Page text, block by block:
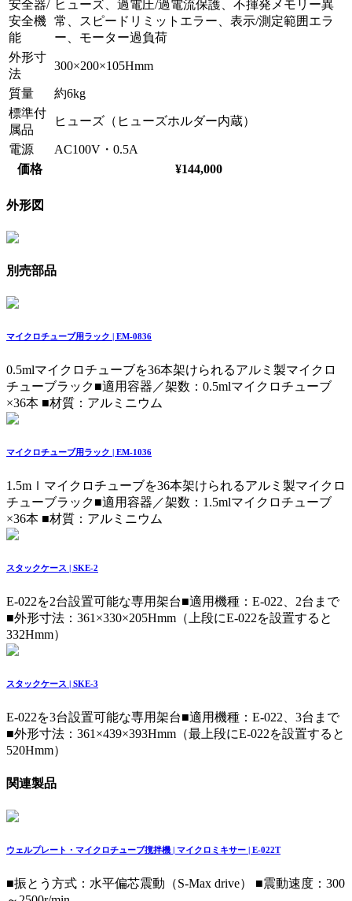
安全器/
安全機
能
ヒューズ、過電圧/過電流保護、不揮発メモリー異
常、スピードリミットエラー、表示/測定範囲エラ
ー、モーター過負荷
外形寸
法
300×200×105Hmm
質量
約6kg
標準付
属品
ヒューズ（ヒューズホルダー内蔵）
電源
AC100V・0.5A
価格
¥144,000
外形図
別売部品
マイクロチューブ用ラック | EM-0836
0.5mlマイクロチューブを36本架けられるアルミ製マイクロ
チューブラック■適用容器／架数：0.5mlマイクロチューブ
×36本 ■材質：アルミニウム
マイクロチューブ用ラック | EM-1036
1.5mｌマイクロチューブを36本架けられるアルミ製マイクロ
チューブラック■適用容器／架数：1.5mlマイクロチューブ
×36本 ■材質：アルミニウム
スタックケース | SKE-2
E-022を2台設置可能な専用架台■適用機種：E-022、2台まで
■外形寸法：361×330×205Hmm（上段にE-022を設置すると
332Hmm）
スタックケース | SKE-3
E-022を3台設置可能な専用架台■適用機種：E-022、3台まで
■外形寸法：361×439×393Hmm（最上段にE-022を設置すると
520Hmm）
関連製品
ウェルプレート・マイクロチューブ撹拌機 | マイクロミキサー | E-022T
■振とう方式：水平偏芯震動（S-Max drive） ■震動速度：300